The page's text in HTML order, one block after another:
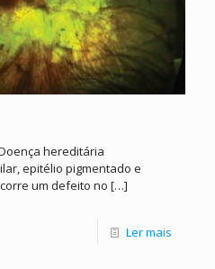
hereditária
epitélio pigmentado e
um defeito no […]
Ler mais